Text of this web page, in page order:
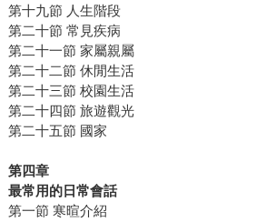
第十九節 人生階段
第二十節 常見疾病
第二十一節 家屬親屬
第二十二節 休閒生活
第二十三節 校園生活
第二十四節 旅遊觀光
第二十五節 國家
第四章
最常用的日常會話
第一節 寒暄介紹